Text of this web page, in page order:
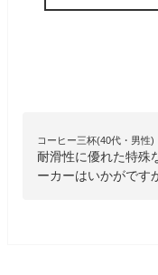
コーヒー三杯(40代・男性)
耐滑性に優れた特殊
ーカーはいかがです